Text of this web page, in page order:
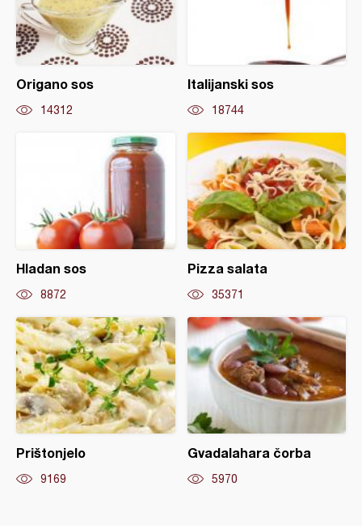
Origano sos
14312
Italijanski sos
18744
Hladan sos
8872
Pizza salata
35371
Prištonjelo
9169
Gvadalahara čorba
5970